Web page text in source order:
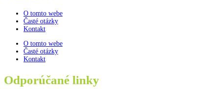
O tomto webe
Časté otázky
Kontakt
O tomto webe
Časté otázky
Kontakt
Odporúčané linky